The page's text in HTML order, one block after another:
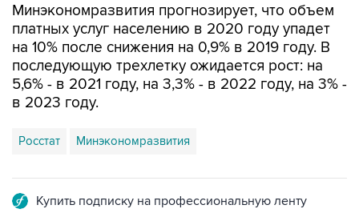
Минэкономразвития прогнозирует, что объем
платных услуг населению в 2020 году упадет
на 10% после снижения на 0,9% в 2019 году. В
последующую трехлетку ожидается рост: на
5,6% - в 2021 году, на 3,3% - в 2022 году, на 3% -
в 2023 году.
Росстат Минэкономразвития
Купить подписку на профессиональную ленту